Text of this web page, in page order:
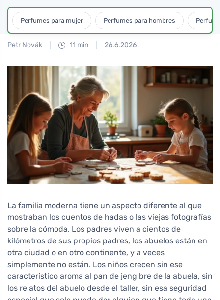
Perfumes para mujer Perfumes para hombres
Petr Novák 11 min 26.6.2026
La familia moderna tiene un aspecto diferente al que
mostraban los cuentos de hadas o las viejas fotografías
sobre la cómoda. Los padres viven a cientos de
kilómetros de sus propios padres, los abuelos están en
otra ciudad o en otro continente, y a veces
simplemente no están. Los niños crecen sin ese
característico aroma al pan de jengibre de la abuela, sin
los relatos del abuelo desde el taller, sin esa seguridad